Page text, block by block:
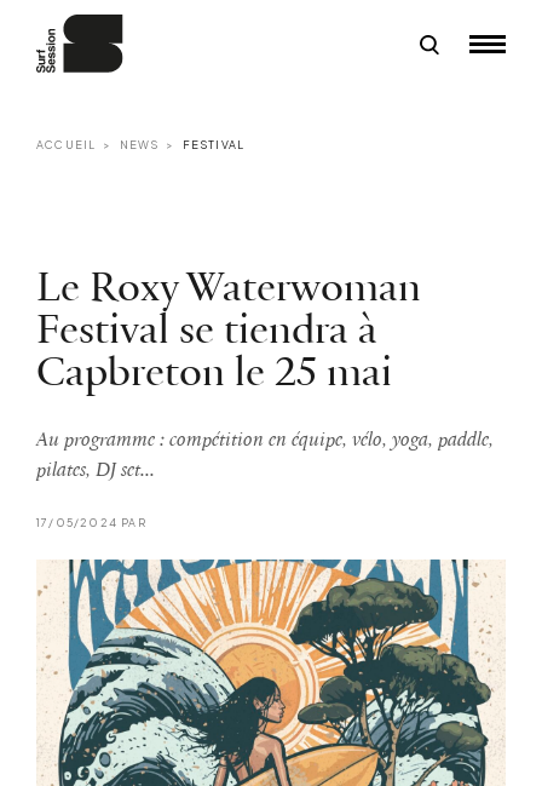
ACCUEIL NEWS FESTIVAL
Le Roxy Waterwoman
Festival se tiendra à
Capbreton le 25 mai
Au programme : compétition en équipe, vélo, yoga, paddle,
pilates, DJ set...
17/05/2024 PAR